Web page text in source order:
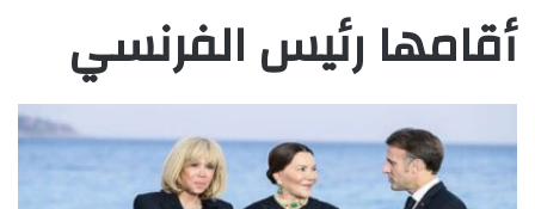
أقامها رئيس الفرنسي